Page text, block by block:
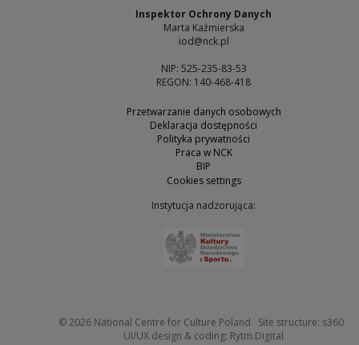
Inspektor Ochrony Danych
Marta Kaźmierska
iod@nck.pl
NIP: 525-235-83-53
REGON: 140-468-418
Przetwarzanie danych osobowych
Deklaracja dostępności
Polityka prywatności
Praca w NCK
BIP
Cookies settings
Instytucja nadzorująca:
© 2026 National Centre for Culture Poland Site structure: s360
UI/UX design & coding: Rytm.Digital